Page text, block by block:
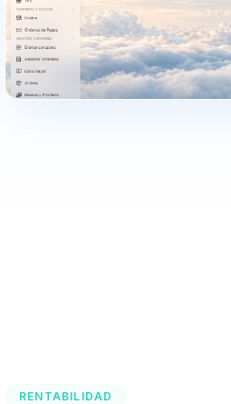
RENTABILIDAD